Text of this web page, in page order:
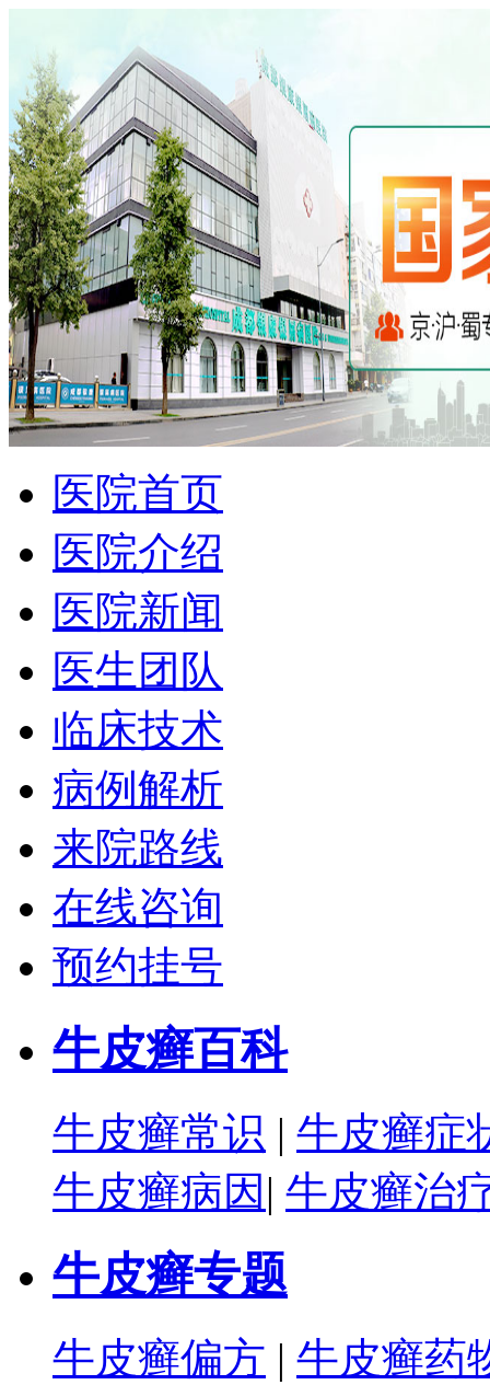
医院首页
医院介绍
医院新闻
医生团队
临床技术
病例解析
来院路线
在线咨询
预约挂号
牛皮癣百科
牛皮癣常识 | 牛皮癣症
牛皮癣病因 | 牛皮癣治
牛皮癣专题
牛皮癣偏方 | 牛皮癣药